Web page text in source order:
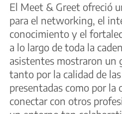
El Meet & Greet ofreció
para el networking, el
conocimiento y el
a lo largo de toda la
asistentes mostraron un
tanto por la calidad de
presentadas como por la
conectar con otros